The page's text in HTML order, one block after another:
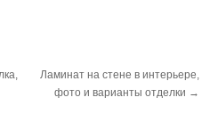
Ламинат на стене в интерьере,
фото и варианты отделки →